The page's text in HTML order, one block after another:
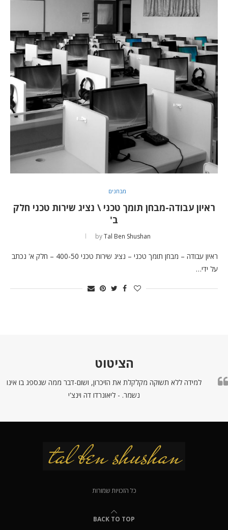
מבחנים
ראיון עבודה-מבחן תומך טכני \ נציג שירות טכני חלק
ב'
byTal Ben Shushan
ראיון עבודה – מבחן תומך טכני – נציג שירות טכני 400-50 – חלק א' נכתב
על ידי…
הציטוט
למידה ללא תשוקה מקלקלת את הזיכרון, ושום-דבר ממה שנספג בו אינו
נשמר. - ליאונרדו דה וינצ'י
כל הזכויות שמורות
BACK TO TOP